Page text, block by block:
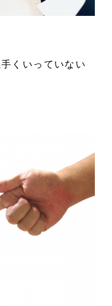
くいっていない